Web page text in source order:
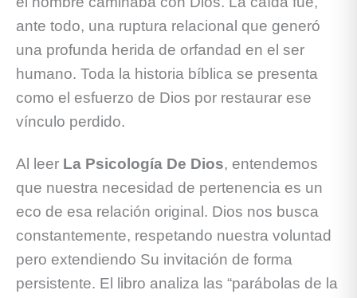
ante todo, una ruptura relacional que generó
una profunda herida de orfandad en el ser
humano. Toda la historia bíblica se presenta
como el esfuerzo de Dios por restaurar ese
vínculo perdido.
Al leer La Psicología De Dios, entendemos
que nuestra necesidad de pertenencia es un
eco de esa relación original. Dios nos busca
constantemente, respetando nuestra voluntad
pero extendiendo Su invitación de forma
persistente. El libro analiza las “parábolas de la